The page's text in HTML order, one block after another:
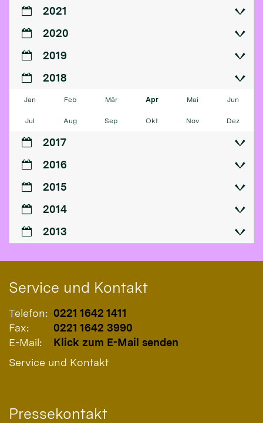
2021
2020
2019
2018
Jan Feb Mär Apr Mai Jun
Jul Aug Sep Okt Nov Dez
2017
2016
2015
2014
2013
Service und Kontakt
Telefon: 0221 1642 1411
Fax:
0221 1642 3990
E-Mail:
Klick zum E-Mail senden
Service und Kontakt
Pressekontakt